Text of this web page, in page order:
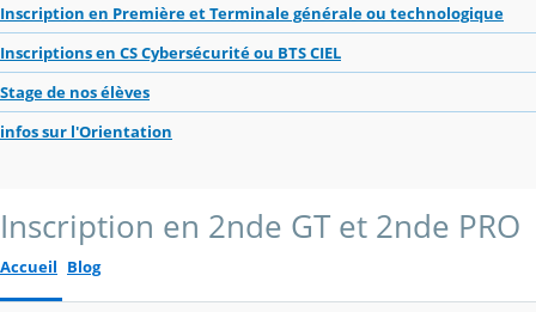
Inscription en Première et Terminale générale ou technologique
Inscriptions en CS Cybersécurité ou BTS CIEL
Stage de nos élèves
infos sur l'Orientation
Inscription en 2nde GT et 2nde PRO
Accueil Blog